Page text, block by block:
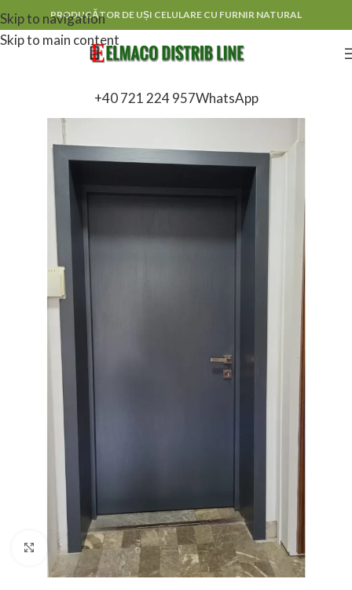
Skip to navigation
Skip to main content
PRODUCĂTOR DE UȘI CELULARE CU FURNIR NATURAL
+40 721 224 957WhatsApp
Click to enlarge